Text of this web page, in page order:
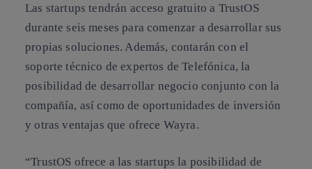
Las startups tendrán acceso gratuito a TrustOS
durante seis meses para comenzar a desarrollar sus
propias soluciones. Además, contarán con el
soporte técnico de expertos de Telefónica, la
posibilidad de desarrollar negocio conjunto con la
compañía, así como de oportunidades de inversión
y otras ventajas que ofrece Wayra.
“TrustOS ofrece a las startups la posibilidad de